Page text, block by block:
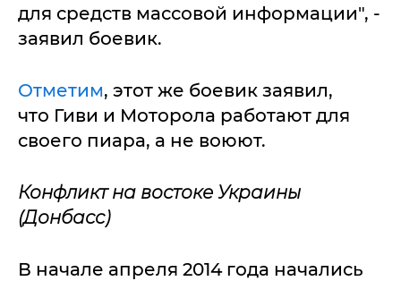
для средств массовой информации", -
заявил боевик.
Отметим, этот же боевик заявил,
что Гиви и Моторола работают для
своего пиара, а не воюют.
Конфликт на востоке Украины
(Донбасс)
В начале апреля 2014 года начались